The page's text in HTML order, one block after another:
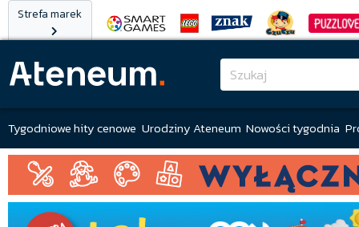
Strefa marek
Tygodniowe hity cenowe Urodziny Ateneum Nowości tygodnia